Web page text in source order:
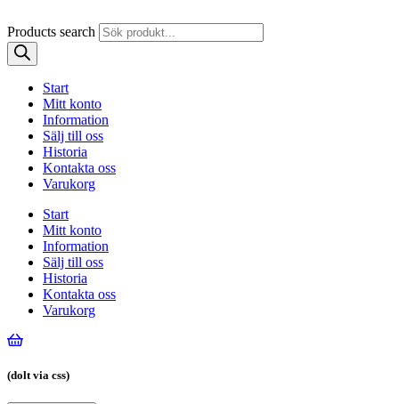
Products search
Start
Mitt konto
Information
Sälj till oss
Historia
Kontakta oss
Varukorg
Start
Mitt konto
Information
Sälj till oss
Historia
Kontakta oss
Varukorg
(dolt via css)